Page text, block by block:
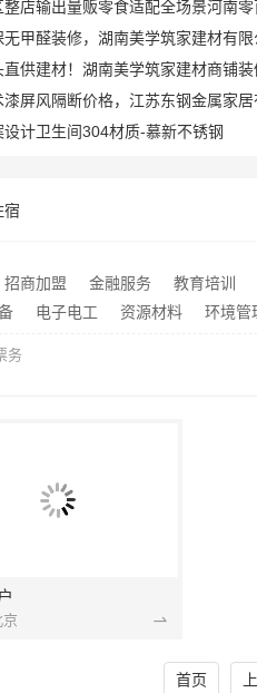
设计卫生间304材质-慕新不锈钢
宿
招商加盟 金融服务 教育培训
电子电工 资源材料 环境管
务
首页